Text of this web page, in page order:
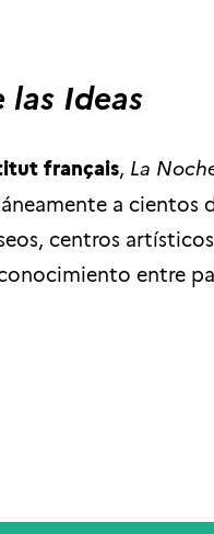
las Ideas
français, La
a cientos
centros
entre